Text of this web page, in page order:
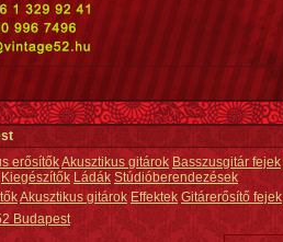
erősítőkAkusztikus gitárok Basszusgitár fejek
Kiegészítők Ládák Stúdióberendezések
Akusztikus gitárok Effektek Gitárerősítő fejek
Budapest